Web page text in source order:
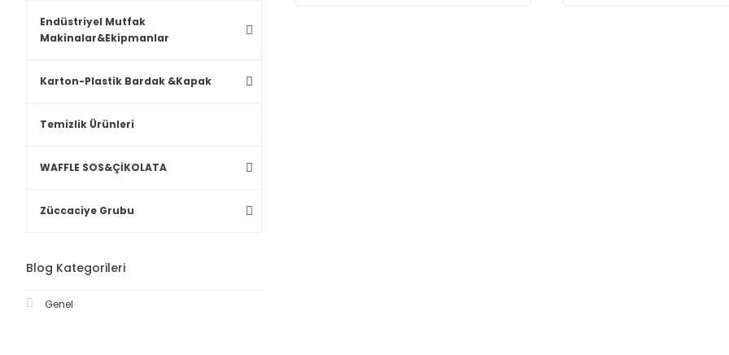
Endüstriyel Mutfak
Makinalar&Ekipmanlar
Karton-Plastik Bardak &Kapak
Temizlik Ürünleri
WAFFLE SOS&ÇİKOLATA
Züccaciye Grubu
Blog Kategorileri
Genel